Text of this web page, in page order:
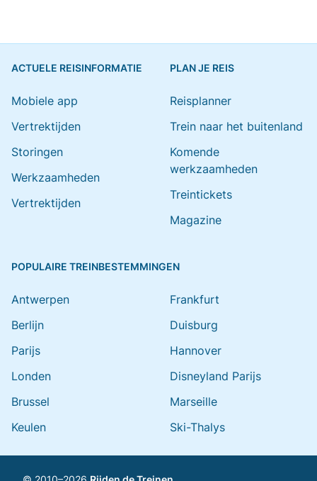
ACTUELE REISINFORMATIE
Mobiele app
Vertrektijden
Storingen
Werkzaamheden
Vertrektijden
PLAN JE REIS
Reisplanner
Trein naar het buitenland
Komende
werkzaamheden
Treintickets
Magazine
POPULAIRE TREINBESTEMMINGEN
Antwerpen
Berlijn
Parijs
Londen
Brussel
Keulen
Frankfurt
Duisburg
Hannover
Disneyland Parijs
Marseille
Ski-Thalys